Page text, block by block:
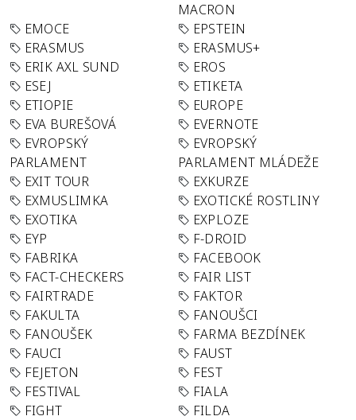
MACRON
EMOCE
EPSTEIN
ERASMUS
ERASMUS+
ERIK AXL SUND
EROS
ESEJ
ETIKETA
ETIOPIE
EUROPE
EVA BUREŠOVÁ
EVERNOTE
EVROPSKÝ
PARLAMENT
EVROPSKÝ
PARLAMENT MLÁDEŽE
EXIT TOUR
EXKURZE
EXMUSLIMKA
EXOTICKÉ ROSTLINY
EXOTIKA
EXPLOZE
EYP
F-DROID
FABRIKA
FACEBOOK
FACT-CHECKERS
FAIR LIST
FAIRTRADE
FAKTOR
FAKULTA
FANOUŠCI
FANOUŠEK
FARMA BEZDÍNEK
FAUCI
FAUST
FEJETON
FEST
FESTIVAL
FIALA
FIGHT
FILDA